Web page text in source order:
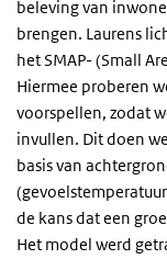
beleving van
brengen. Laurens
het SMAP- (Small
Hiermee proberen
voorspellen, zodat
invullen. Dit doen
basis van
de kans dat een
Het model werd